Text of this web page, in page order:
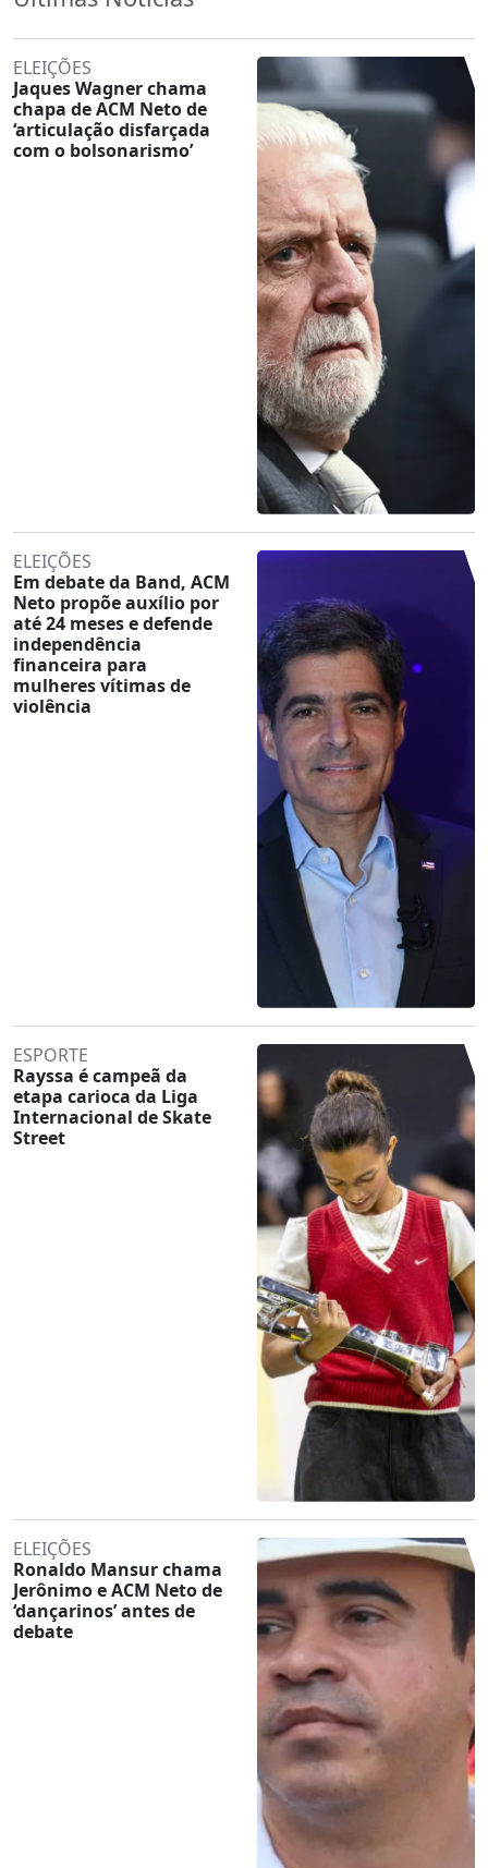
ELEIÇÕES
Jaques Wagner chama
chapa de ACM Neto de
‘articulação disfarçada
com o bolsonarismo’
ELEIÇÕES
Em debate da Band, ACM
Neto propõe auxílio por
até 24 meses e defende
independência
financeira para
mulheres vítimas de
violência
ESPORTE
Rayssa é campeã da
etapa carioca da Liga
Internacional de Skate
Street
ELEIÇÕES
Ronaldo Mansur chama
Jerônimo e ACM Neto de
‘dançarinos’ antes de
debate